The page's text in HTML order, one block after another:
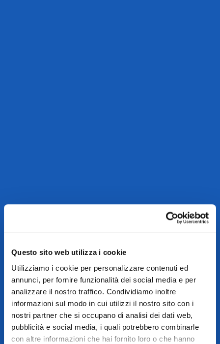
Questo sito web utilizza i cookie
Utilizziamo i cookie per personalizzare contenuti ed
annunci, per fornire funzionalità dei social media e per
analizzare il nostro traffico. Condividiamo inoltre
informazioni sul modo in cui utilizzi il nostro sito con i
nostri partner che si occupano di analisi dei dati web,
pubblicità e social media, i quali potrebbero combinarle
con altre informazioni che hai fornito loro o che hanno